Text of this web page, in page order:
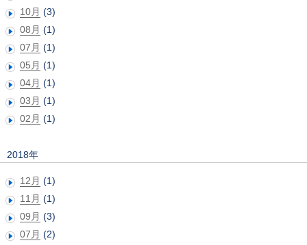
10月 (3)
08月 (1)
07月 (1)
05月 (1)
04月 (1)
03月 (1)
02月 (1)
2018年
12月 (1)
11月 (1)
09月 (3)
07月 (2)